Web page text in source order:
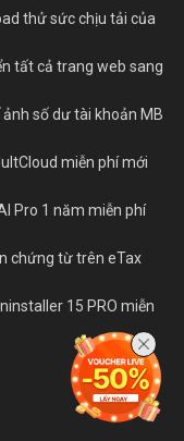
thử sức chịu tải của
tất cả trang web sang
ảnh số dư tài khoản MB
miễn phí mới
Pro 1 năm miễn phí
chứng từ trên eTax
15 PRO miễn